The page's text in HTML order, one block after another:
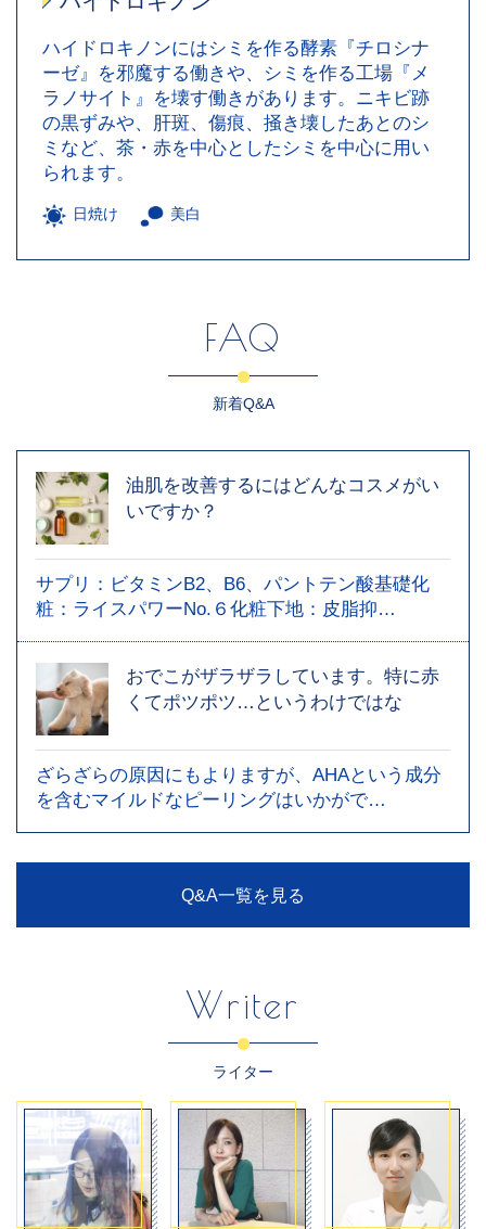
ハイドロキノンにはシミを作る酵素『チロシナ
ーゼ』を邪魔する働きや、シミを作る工場『メ
ラノサイト』を壊す働きがあります。ニキビ跡
の黒ずみや、肝斑、傷痕、掻き壊したあとのシ
ミなど、茶・赤を中心としたシミを中心に用い
られます。
日焼け 美白
FAQ
新着Q&A
油肌を改善するにはどんなコスメがい
いですか？
サプリ：ビタミンB2、B6、パントテン酸基礎化
粧：ライスパワーNo.６化粧下地：皮脂抑…
おでこがザラザラしています。特に赤
くてポツポツ…というわけではな
ざらざらの原因にもよりますが、AHAという成分
を含むマイルドなピーリングはいかがで…
Q&A一覧を見る
Writer
ライター